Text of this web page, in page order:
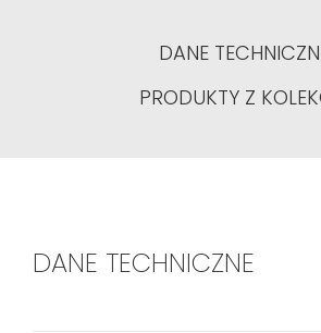
DANE
PRODUKTY Z
DANE TECHNICZNE